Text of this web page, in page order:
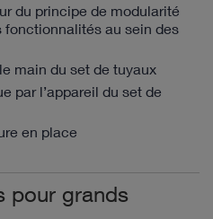
du principe de modularité
au sein des
main du set de tuyaux
par l’appareil du set de
en place
pour grands